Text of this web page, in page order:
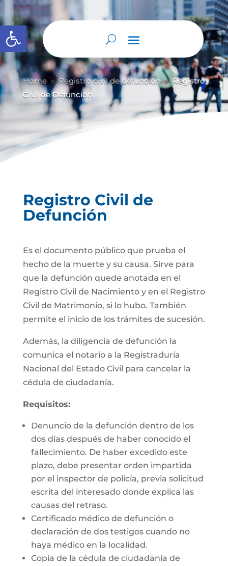
Abrir barra de herramientas
Home 9 Registro civil de defunción 9 Registro
Civil de Defunción
Registro Civil de
Defunción
Es el documento público que prueba el
hecho de la muerte y su causa. Sirve para
que la defunción quede anotada en el
Registro Civil de Nacimiento y en el Registro
Civil de Matrimonio, si lo hubo. También
permite el inicio de los trámites de sucesión.
Además, la diligencia de defunción la
comunica el notario a la Registraduría
Nacional del Estado Civil para cancelar la
cédula de ciudadanía.
Requisitos:
Denuncio de la defunción dentro de los
dos días después de haber conocido el
fallecimiento. De haber excedido este
plazo, debe presentar orden impartida
por el inspector de policía, previa solicitud
escrita del interesado donde explica las
causas del retraso.
Certificado médico de defunción o
declaración de dos testigos cuando no
haya médico en la localidad.
Copia de la cédula de ciudadanía de